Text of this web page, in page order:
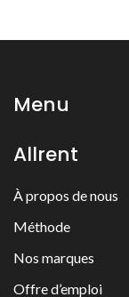
Menu
Allrent
À propos de nous
Méthode
Nos marques
Offre d’emploi